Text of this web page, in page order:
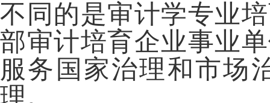
不同的是审计学专业
部审计培育企业事业
服务国家治理和市场
理。